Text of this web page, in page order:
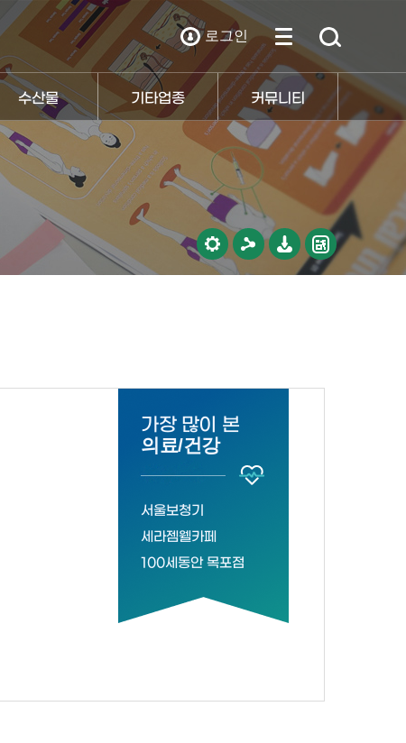
로그인
수산물 기타업종 커뮤니티
가장 많이 본
의료/건강
서울보청기
세라젬웰카페
100세동안 목포점